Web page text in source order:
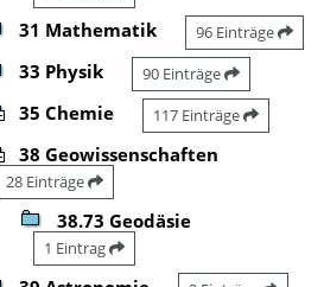
31 Mathematik 96 Einträge
33 Physik 90 Einträge
35 Chemie 117 Einträge
38 Geowissenschaften
28 Einträge
38.73 Geodäsie
1 Eintrag